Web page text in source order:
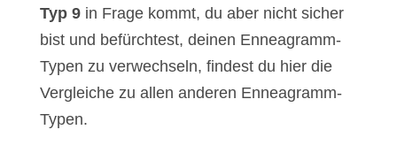
Typ 9in Frage kommt, du aber nicht sicher
bist und befürchtest, deinen Enneagramm-
Typen zu verwechseln, findest du hier die
Vergleiche zu allen anderen Enneagramm-
Typen.